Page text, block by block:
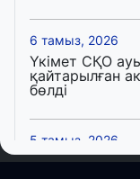
6 тамыз, 2026
Үкімет СҚО
қайтарылған
бөлді
5 тамыз, 2026
ALMA LOVE: